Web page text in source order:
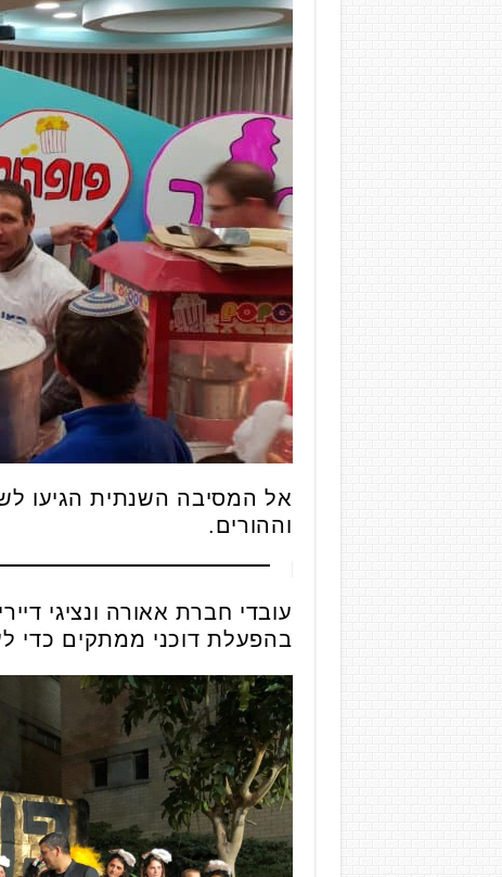
אל המסיבה השנתית הגיעו
וההורים.
עובדי חברת אאורה ונציגי
בהפעלת דוכני ממתקים כדי